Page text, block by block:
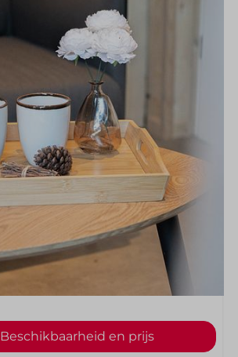
Beschikbaarheid en prijs